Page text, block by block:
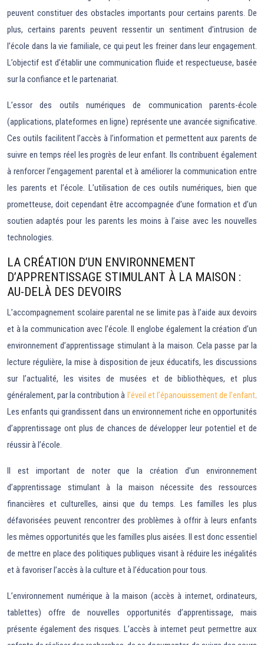
peuvent constituer des obstacles importants pour certains parents. De
plus, certains parents peuvent ressentir un sentiment d’intrusion de
l’école dans la vie familiale, ce qui peut les freiner dans leur engagement.
L’objectif est d’établir une communication fluide et respectueuse, basée
sur la confiance et le partenariat.
L’essor des outils numériques de communication parents-école
(applications, plateformes en ligne) représente une avancée significative.
Ces outils facilitent l’accès à l’information et permettent aux parents de
suivre en temps réel les progrès de leur enfant. Ils contribuent également
à renforcer l’engagement parental et à améliorer la communication entre
les parents et l’école. L’utilisation de ces outils numériques, bien que
prometteuse, doit cependant être accompagnée d’une formation et d’un
soutien adaptés pour les parents les moins à l’aise avec les nouvelles
technologies.
LA CRÉATION D’UN ENVIRONNEMENT
D’APPRENTISSAGE STIMULANT À LA MAISON :
AU-DELÀ DES DEVOIRS
L’accompagnement scolaire parental ne se limite pas à l’aide aux devoirs
et à la communication avec l’école. Il englobe également la création d’un
environnement d’apprentissage stimulant à la maison. Cela passe par la
lecture régulière, la mise à disposition de jeux éducatifs, les discussions
sur l’actualité, les visites de musées et de bibliothèques, et plus
généralement, par la contribution à l’éveil et l’épanouissement de l’enfant.
Les enfants qui grandissent dans un environnement riche en opportunités
d’apprentissage ont plus de chances de développer leur potentiel et de
réussir à l’école.
Il est important de noter que la création d’un environnement
d’apprentissage stimulant à la maison nécessite des ressources
financières et culturelles, ainsi que du temps. Les familles les plus
défavorisées peuvent rencontrer des problèmes à offrir à leurs enfants
les mêmes opportunités que les familles plus aisées. Il est donc essentiel
de mettre en place des politiques publiques visant à réduire les inégalités
et à favoriser l’accès à la culture et à l’éducation pour tous.
L’environnement numérique à la maison (accès à internet, ordinateurs,
tablettes) offre de nouvelles opportunités d’apprentissage, mais
présente également des risques. L’accès à internet peut permettre aux